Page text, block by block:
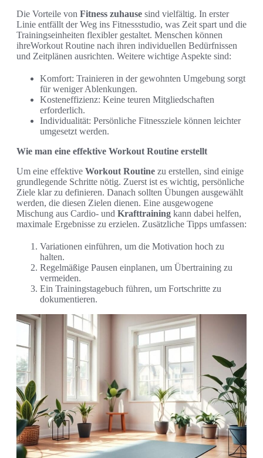
Die Vorteile von Fitness zuhause sind vielfältig. In erster
Linie entfällt der Weg ins Fitnessstudio, was Zeit spart und die
Trainingseinheiten flexibler gestaltet. Menschen können
ihreWorkout Routine nach ihren individuellen Bedürfnissen
und Zeitplänen ausrichten. Weitere wichtige Aspekte sind:
Komfort: Trainieren in der gewohnten Umgebung sorgt
für weniger Ablenkungen.
Kosteneffizienz: Keine teuren Mitgliedschaften
erforderlich.
Individualität: Persönliche Fitnessziele können leichter
umgesetzt werden.
Wie man eine effektive Workout Routine erstellt
Um eine effektive Workout Routine zu erstellen, sind einige
grundlegende Schritte nötig. Zuerst ist es wichtig, persönliche
Ziele klar zu definieren. Danach sollten Übungen ausgewählt
werden, die diesen Zielen dienen. Eine ausgewogene
Mischung aus Cardio- und Krafttraining kann dabei helfen,
maximale Ergebnisse zu erzielen. Zusätzliche Tipps umfassen:
Variationen einführen, um die Motivation hoch zu
halten.
Regelmäßige Pausen einplanen, um Übertraining zu
vermeiden.
Ein Trainingstagebuch führen, um Fortschritte zu
dokumentieren.